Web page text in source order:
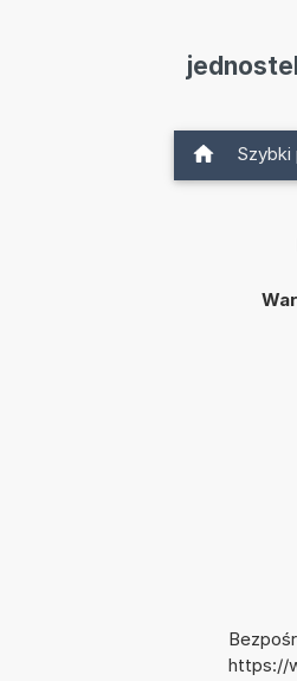
https://